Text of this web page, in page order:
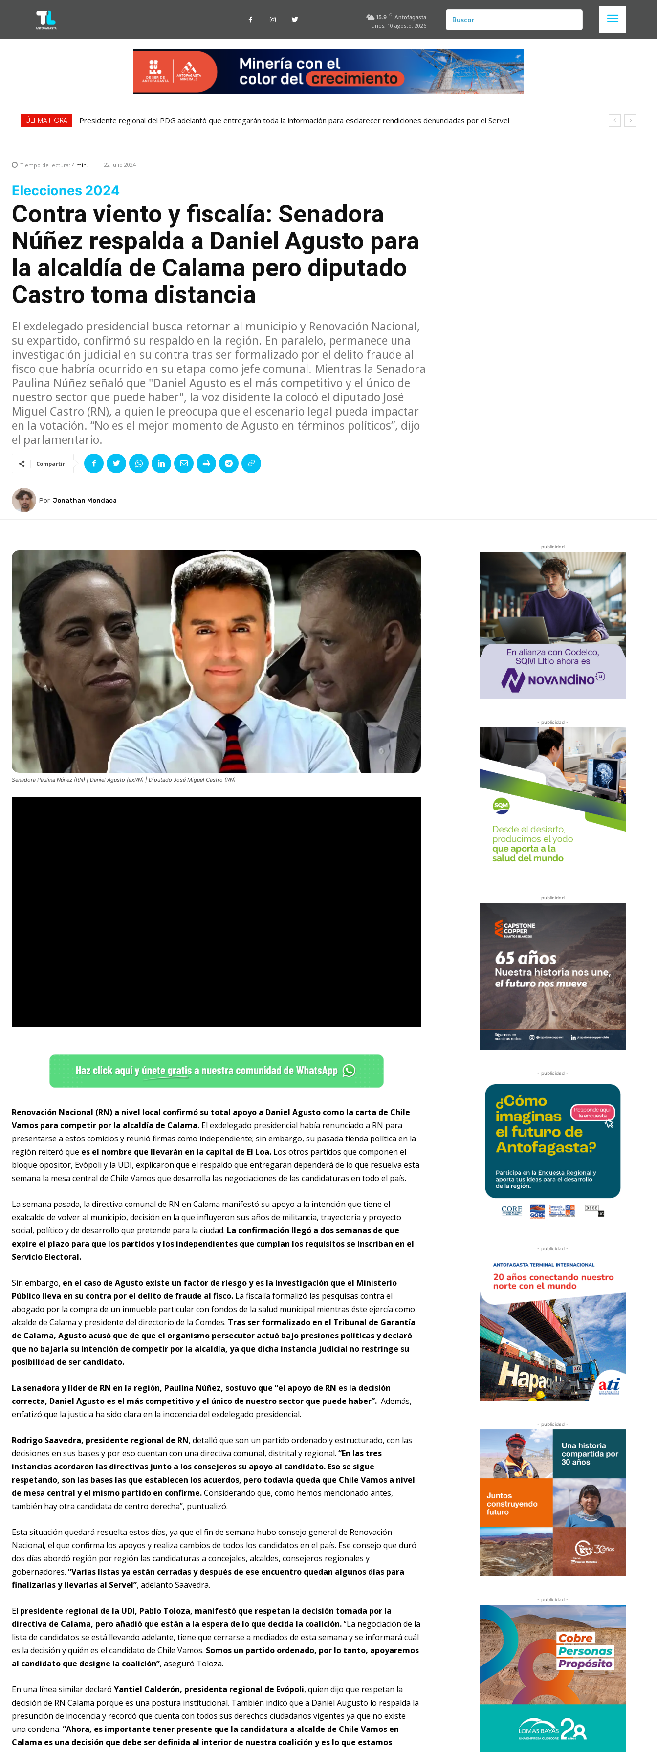
15.9 C Antofagasta
lunes, 10 agosto, 2026
Buscar
ÚLTIMA HORA Presidente regional del PDG adelantó que entregarán toda la información para esclarecer rendiciones denunciadas por el Servel
Municipio plantea asumir parte de las obras para destrabar Playa La Chimba y proyecta renovación de parques del borde costero
Tiempo de lectura: 4min. 22 julio 2024
Elecciones 2024
Contra viento y fiscalía: Senadora
Núñez respalda a Daniel Agusto para
la alcaldía de Calama pero diputado
Castro toma distancia
El exdelegado presidencial busca retornar al municipio y Renovación Nacional,
su expartido, confirmó su respaldo en la región. En paralelo, permanece una
investigación judicial en su contra tras ser formalizado por el delito fraude al
fisco que habría ocurrido en su etapa como jefe comunal. Mientras la Senadora
Paulina Núñez señaló que "Daniel Agusto es el más competitivo y el único de
nuestro sector que puede haber", la voz disidente la colocó el diputado José
Miguel Castro (RN), a quien le preocupa que el escenario legal pueda impactar
en la votación. “No es el mejor momento de Agusto en términos políticos”, dijo
el parlamentario.
Compartir
Por Jonathan Mondaca
Senadora Paulina Núñez (RN) | Daniel Agusto (exRN) | Diputado José Miguel Castro (RN)
Renovación Nacional (RN) a nivel local confirmó su total apoyo a Daniel Agusto como la carta de Chile
Vamos para competir por la alcaldía de Calama. El exdelegado presidencial había renunciado a RN para
presentarse a estos comicios y reunió firmas como independiente; sin embargo, su pasada tienda política en la
región reiteró que es el nombre que llevarán en la capital de El Loa. Los otros partidos que componen el
bloque opositor, Evópoli y la UDI, explicaron que el respaldo que entregarán dependerá de lo que resuelva esta
semana la mesa central de Chile Vamos que desarrolla las negociaciones de las candidaturas en todo el país.
La semana pasada, la directiva comunal de RN en Calama manifestó su apoyo a la intención que tiene el
exalcalde de volver al municipio, decisión en la que influyeron sus años de militancia, trayectoria y proyecto
social, político y de desarrollo que pretende para la ciudad. La confirmación llegó a dos semanas de que
expire el plazo para que los partidos y los independientes que cumplan los requisitos se inscriban en el
Servicio Electoral.
Sin embargo, en el caso de Agusto existe un factor de riesgo y es la investigación que el Ministerio
Público lleva en su contra por el delito de fraude al fisco. La fiscalía formalizó las pesquisas contra el
abogado por la compra de un inmueble particular con fondos de la salud municipal mientras éste ejercía como
alcalde de Calama y presidente del directorio de la Comdes. Tras ser formalizado en el Tribunal de Garantía
de Calama, Agusto acusó que de que el organismo persecutor actuó bajo presiones políticas y declaró
que no bajaría su intención de competir por la alcaldía, ya que dicha instancia judicial no restringe su
posibilidad de ser candidato.
La senadora y líder de RN en la región, Paulina Núñez, sostuvo que “el apoyo de RN es la decisión
correcta, Daniel Agusto es el más competitivo y el único de nuestro sector que puede haber”. Además,
enfatizó que la justicia ha sido clara en la inocencia del exdelegado presidencial.
Rodrigo Saavedra, presidente regional de RN, detalló que son un partido ordenado y estructurado, con las
decisiones en sus bases y por eso cuentan con una directiva comunal, distrital y regional. “En las tres
instancias acordaron las directivas junto a los consejeros su apoyo al candidato. Eso se sigue
respetando, son las bases las que establecen los acuerdos, pero todavía queda que Chile Vamos a nivel
de mesa central y el mismo partido en confirme.Considerando que, como hemos mencionado antes,
también hay otra candidata de centro derecha”, puntualizó.
Esta situación quedará resuelta estos días, ya que el fin de semana hubo consejo general de Renovación
Nacional, el que confirma los apoyos y realiza cambios de todos los candidatos en el país. Ese consejo que duró
dos días abordó región por región las candidaturas a concejales, alcaldes, consejeros regionales y
gobernadores. “Varias listas ya están cerradas y después de ese encuentro quedan algunos días para
finalizarlas y llevarlas al Servel”, adelanto Saavedra.
El presidente regional de la UDI, Pablo Toloza, manifestó que respetan la decisión tomada por la
directiva de Calama, pero añadió que están a la espera de lo que decida la coalición.“La negociación de la
lista de candidatos se está llevando adelante, tiene que cerrarse a mediados de esta semana y se informará cuál
es la decisión y quién es el candidato de Chile Vamos. Somos un partido ordenado, por lo tanto, apoyaremos
al candidato que designe la coalición”, aseguró Toloza.
En una línea similar declaró Yantiel Calderón, presidenta regional de Evópoli, quien dijo que respetan la
decisión de RN Calama porque es una postura institucional. También indicó que a Daniel Augusto lo respalda la
presunción de inocencia y recordó que cuenta con todos sus derechos ciudadanos vigentes ya que no existe
una condena. “Ahora, es importante tener presente que la candidatura a alcalde de Chile Vamos en
Calama es una decisión que debe ser definida al interior de nuestra coalición y es lo que estamos
- publicidad -
- publicidad -
- publicidad -
- publicidad -
- publicidad -
- publicidad -
- publicidad -